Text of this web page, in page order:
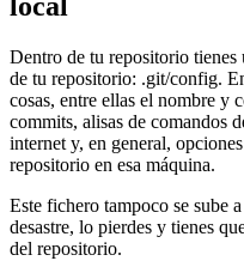
Dentro de tu repositorio
de tu repositorio: .git/config.
cosas, entre ellas el nombre y
commits, alisas de comandos
internet y, en general,
repositorio en esa máquina.
Este fichero tampoco se sube
desastre, lo pierdes y tienes
del repositorio.